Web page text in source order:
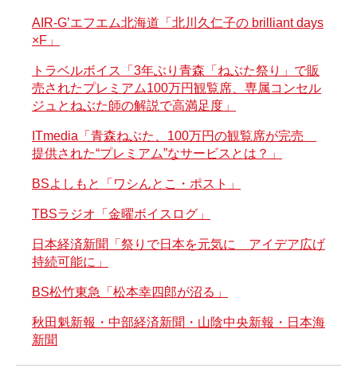
AIR-G’エフエム北海道「北川久仁子の brilliant days
×F」
トラベルボイス「3年ぶり青森「ねぶた祭り」で販
売されたプレミアム100万円観覧席、専属コンセル
ジュとねぶた師の解説で高満足度」
ITmedia「青森ねぶた、100万円の観覧席が完売
提供された“プレミアム”なサービスとは？」
BSよしもと「ワシんとこ・ポスト」
TBSラジオ「金曜ボイスログ」
日本経済新聞「祭りで日本を元気に アイデア広げ
持続可能に」
BS松竹東急「松本幸四郎が沼る」
秋田魁新報・中部経済新聞・山陰中央新報・日本海
新聞